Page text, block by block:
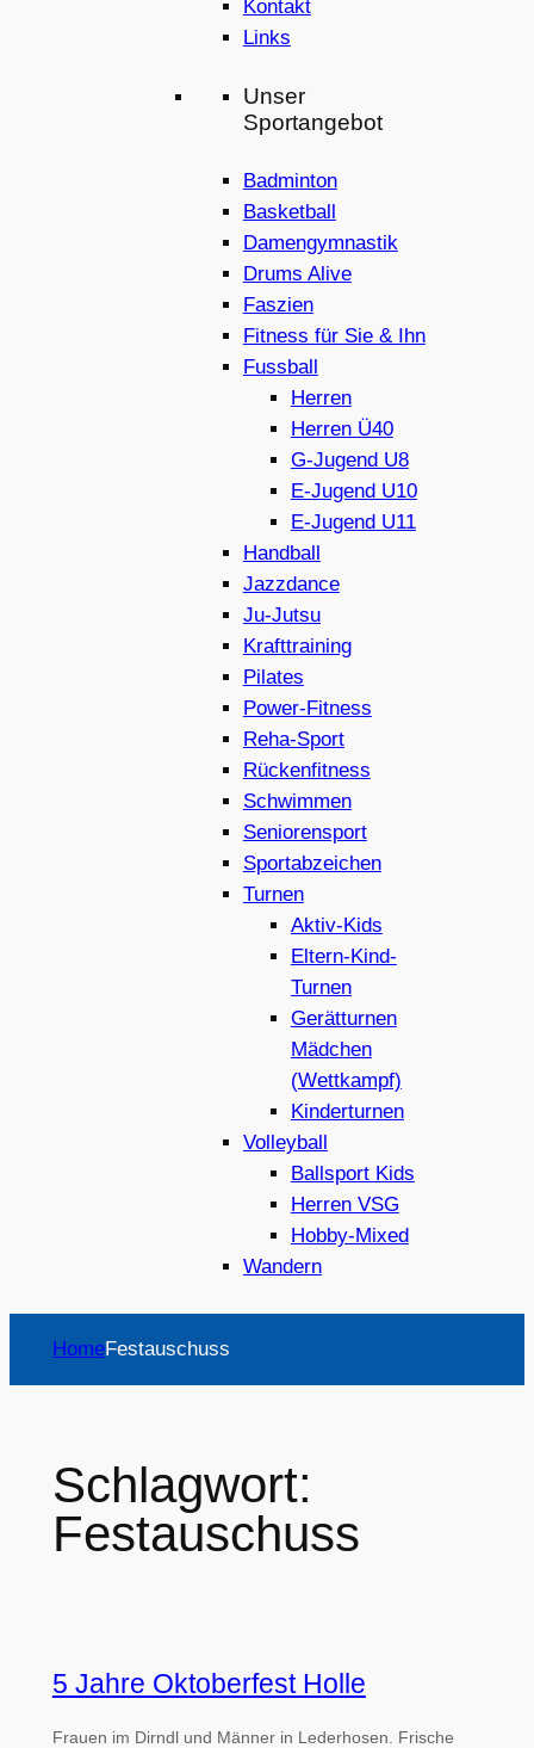
Kontakt
Links
Unser
Sportangebot
Badminton
Basketball
Damengymnastik
Drums Alive
Faszien
Fitness für Sie & Ihn
Fussball
Herren
Herren Ü40
G-Jugend U8
E-Jugend U10
E-Jugend U11
Handball
Jazzdance
Ju-Jutsu
Krafttraining
Pilates
Power-Fitness
Reha-Sport
Rückenfitness
Schwimmen
Seniorensport
Sportabzeichen
Turnen
Aktiv-Kids
Eltern-Kind-
Turnen
Gerätturnen
Mädchen
(Wettkampf)
Kinderturnen
Volleyball
Ballsport Kids
Herren VSG
Hobby-Mixed
Wandern
HomeFestauschuss
Schlagwort:
Festauschuss
5 Jahre Oktoberfest Holle
Frauen im Dirndl und Männer in Lederhosen. Frische